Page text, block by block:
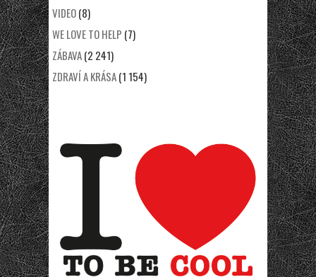
VIDEO(8)
WE LOVE TO HELP (7)
ZÁBAVA(2 241)
ZDRAVÍ A KRÁSA(1 154)